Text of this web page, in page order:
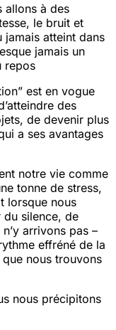
allons à des
le bruit et
jamais atteint dans
jamais un
repos
est en vogue
des
de devenir plus
a ses avantages
notre vie comme
tonne de stress,
lorsque nous
silence, de
arrivons pas –
effréné de la
nous trouvons
nous précipitons